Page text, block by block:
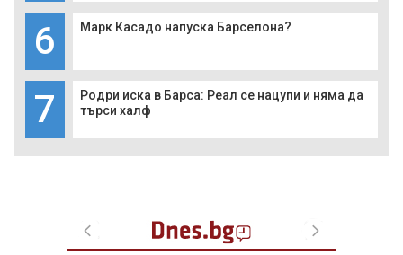
6 Марк Касадо напуска Барселона?
7
Родри иска в Барса: Реал се нацупи и няма да
търси халф